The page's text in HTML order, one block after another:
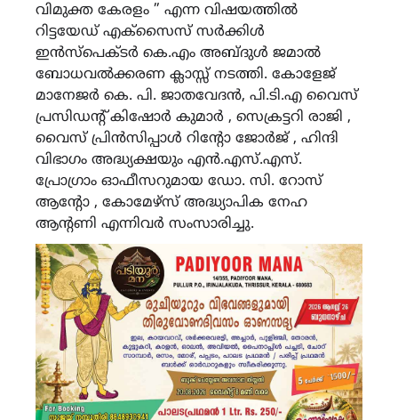
വിമുക്ത കേരളം ” എന്ന വിഷയത്തിൽ
റിട്ടയേഡ് എക്സൈസ് സർക്കിൾ
ഇൻസ്പെക്ടർ കെ.എം അബ്ദുൾ ജമാൽ
ബോധവൽക്കരണ ക്ലാസ്സ് നടത്തി. കോളേജ്
മാനേജർ കെ. പി. ജാതവേദൻ, പി.ടി.എ വൈസ്
പ്രസിഡന്റ് കിഷോർ കുമാർ , സെക്രട്ടറി രാജി ,
വൈസ് പ്രിൻസിപ്പാൾ റിന്റോ ജോർജ് , ഹിന്ദി
വിഭാഗം അദ്ധ്യക്ഷയും എൻ.എസ്.എസ്.
പ്രോഗ്രാം ഓഫീസറുമായ ഡോ. സി. റോസ്
ആന്റോ , കോമേഴ്സ് അദ്ധ്യാപിക നേഹ
ആന്റണി എന്നിവർ സംസാരിച്ചു.